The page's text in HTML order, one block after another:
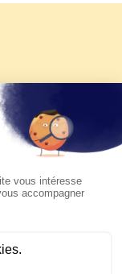
de KTO
pape Léon
sur KTO le
et
2026